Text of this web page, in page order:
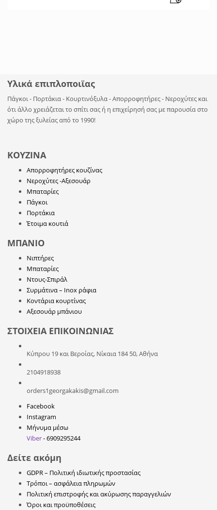
Υλικά επιπλοποιϊας
Πάγκοι - Πορτάκια - Κουρτινόξυλα - Απορροφητήρες - Νεροχύτες και
ότι άλλο χρειάζεται το σπίτι σας ή η επιχείρησή σας με παρουσία στο
χώρο της ξυλείας από το 1990!
ΚΟΥΖΙΝΑ
Απορροφητήρες κουζίνας
Νεροχύτες -Αξεσουάρ
Μπαταρίες
Πάγκοι
Πορτάκια
Έτοιμα κουτιά
ΜΠΑΝΙΟ
Νιπτήρες
Μπαταρίες
Ντους-Σπιράλ
Συρμάτινα – Inox ράφια
Κοντάρια κουρτίνας
Αξεσουάρ μπάνιου
ΣΤΟΙΧΕΙΑ ΕΠΙΚΟΙΝΩΝΙΑΣ
Κύπρου 19 και Βεροίας, Νίκαια 184 50, Αθήνα
2104918938
orders1georgakakis@gmail.com
Facebook
Instagram
Μήνυμα μέσω
Viber- 6909295244
Δείτε ακόμη
GDPR – Πολιτική ιδιωτικής προστασίας
Τρόποι – ασφάλεια πληρωμών
Πολιτική επιστροφής και ακύρωσης παραγγελιών
Όροι και προϋποθέσεις